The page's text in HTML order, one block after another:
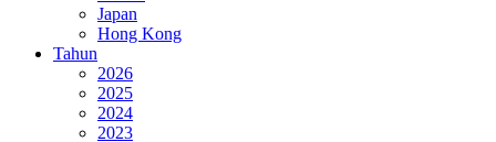
Japan
Hong Kong
Tahun
2026
2025
2024
2023